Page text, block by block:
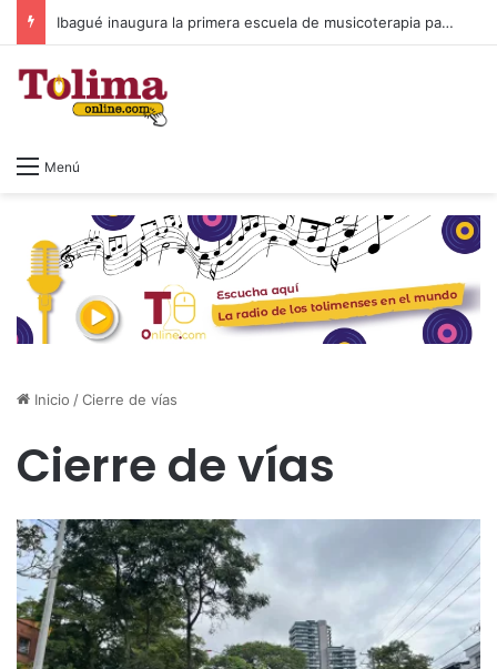
Ibagué inaugura la primera escuela de musicoterapia para niños con discapacidad múltiple, una apuesta por la inclusión
Menú
Inicio /Cierre de vías
Cierre de vías